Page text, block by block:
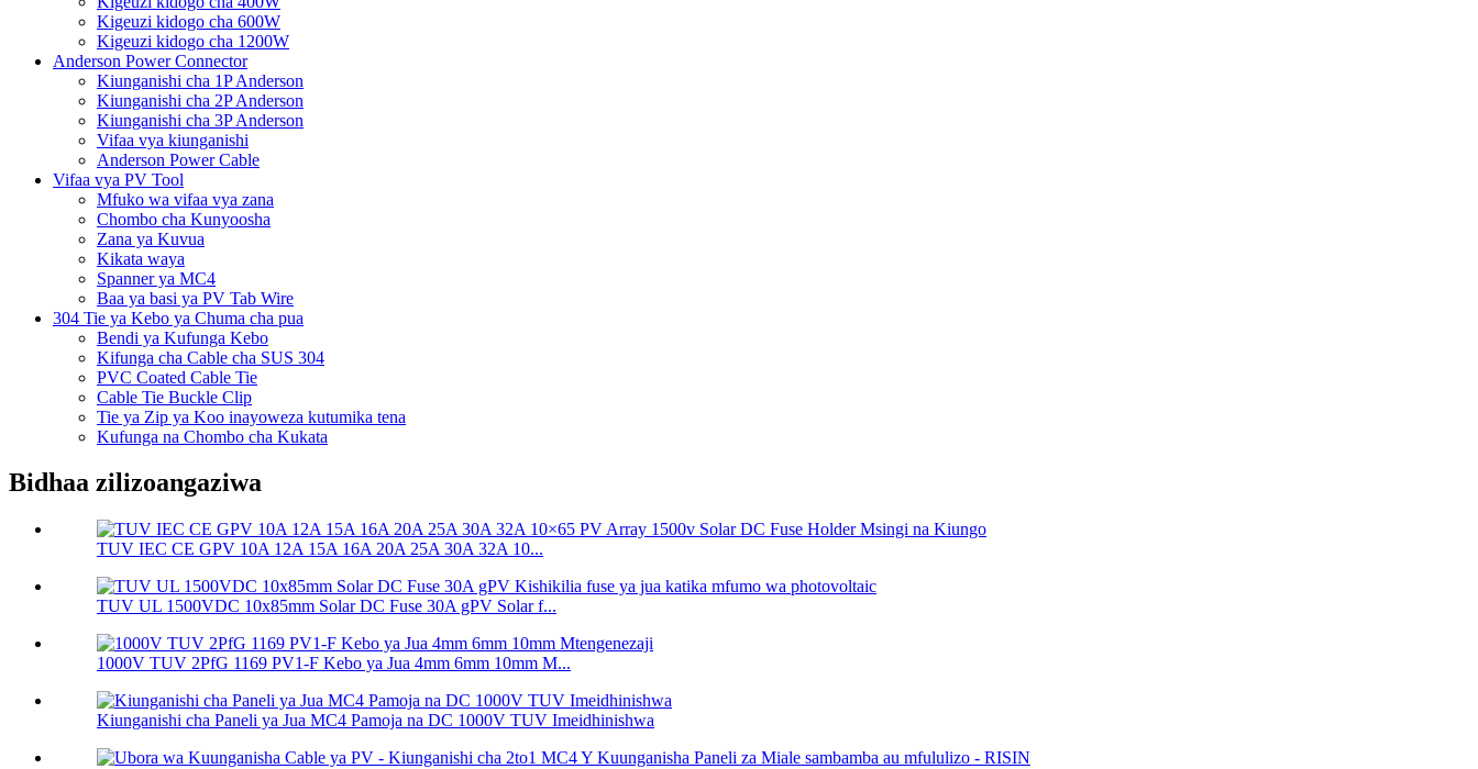
Kigeuzi kidogo cha 600W
Kigeuzi kidogo cha 1200W
Anderson Power Connector
Kiunganishi cha 1P Anderson
Kiunganishi cha 2P Anderson
Kiunganishi cha 3P Anderson
Vifaa vya kiunganishi
Anderson Power Cable
Vifaa vya PV Tool
Mfuko wa vifaa vya zana
Chombo cha Kunyoosha
Zana ya Kuvua
Kikata waya
Spanner ya MC4
Baa ya basi ya PV Tab Wire
304 Tie ya Kebo ya Chuma cha pua
Bendi ya Kufunga Kebo
Kifunga cha Cable cha SUS 304
PVC Coated Cable Tie
Cable Tie Buckle Clip
Tie ya Zip ya Koo inayoweza kutumika tena
Kufunga na Chombo cha Kukata
Bidhaa zilizoangaziwa
TUV IEC CE GPV 10A 12A 15A 16A 20A 25A 30A 32A 10...
TUV UL 1500VDC 10x85mm Solar DC Fuse 30A gPV Solar f...
1000V TUV 2PfG 1169 PV1-F Kebo ya Jua 4mm 6mm 10mm M...
Kiunganishi cha Paneli ya Jua MC4 Pamoja na DC 1000V TUV Imeidhinishwa